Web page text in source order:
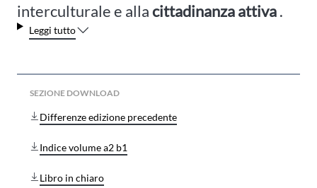
interculturale e allacittadinanza attiva.
Leggi tutto
SEZIONE DOWNLOAD
Differenze edizione precedente
Indice volume a2 b1
Libro in chiaro